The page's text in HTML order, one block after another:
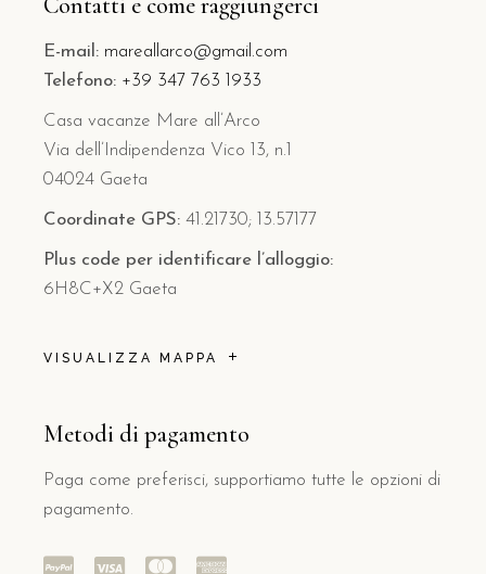
Contatti e come raggiungerci
E-mail: mareallarco@gmail.com
Telefono: +39 347 763 1933
Casa vacanze Mare all’Arco
Via dell’Indipendenza Vico 13, n.1
04024 Gaeta
Coordinate GPS: 41.21730; 13.57177
Plus code per identificare l’alloggio:
6H8C+X2 Gaeta
VISUALIZZA MAPPA
Metodi di pagamento
Paga come preferisci, supportiamo tutte le opzioni di
pagamento.